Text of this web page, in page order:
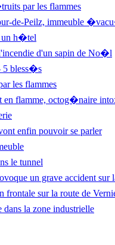
par les flammes
de-Peilz, immeuble
un h�tel
d'un sapin de No�l
5 bless�s
les flammes
en flamme, octog�naire
enfin pouvoir se parler
le tunnel
un grave accident sur
sur la route de
la zone industrielle